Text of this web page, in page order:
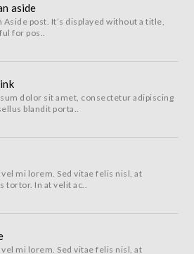
aside
Aside post. It’s displayed without a title,
for pos..
dolor sit amet, consectetur adipiscing
blandit porta..
mi lorem. Sed vitae felis nisl, at
tortor. In at velit ac..
mi lorem. Sed vitae felis nisl, at